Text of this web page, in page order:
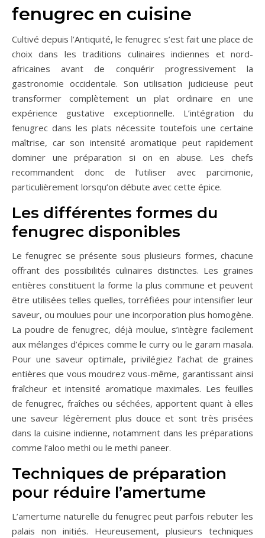
fenugrec en cuisine
Cultivé depuis l’Antiquité, le fenugrec s’est fait une place de
choix dans les traditions culinaires indiennes et nord-
africaines avant de conquérir progressivement la
gastronomie occidentale. Son utilisation judicieuse peut
transformer complètement un plat ordinaire en une
expérience gustative exceptionnelle. L’intégration du
fenugrec dans les plats nécessite toutefois une certaine
maîtrise, car son intensité aromatique peut rapidement
dominer une préparation si on en abuse. Les chefs
recommandent donc de l’utiliser avec parcimonie,
particulièrement lorsqu’on débute avec cette épice.
Les différentes formes du
fenugrec disponibles
Le fenugrec se présente sous plusieurs formes, chacune
offrant des possibilités culinaires distinctes. Les graines
entières constituent la forme la plus commune et peuvent
être utilisées telles quelles, torréfiées pour intensifier leur
saveur, ou moulues pour une incorporation plus homogène.
La poudre de fenugrec, déjà moulue, s’intègre facilement
aux mélanges d’épices comme le curry ou le garam masala.
Pour une saveur optimale, privilégiez l’achat de graines
entières que vous moudrez vous-même, garantissant ainsi
fraîcheur et intensité aromatique maximales. Les feuilles
de fenugrec, fraîches ou séchées, apportent quant à elles
une saveur légèrement plus douce et sont très prisées
dans la cuisine indienne, notamment dans les préparations
comme l’aloo methi ou le methi paneer.
Techniques de préparation
pour réduire l’amertume
L’amertume naturelle du fenugrec peut parfois rebuter les
palais non initiés. Heureusement, plusieurs techniques